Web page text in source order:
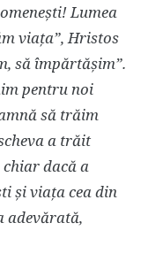
Lumea
viața”, Hristos
să împărtășim”.
pentru noi
să trăim
a trăit
dacă a
și viața cea din
adevărată,